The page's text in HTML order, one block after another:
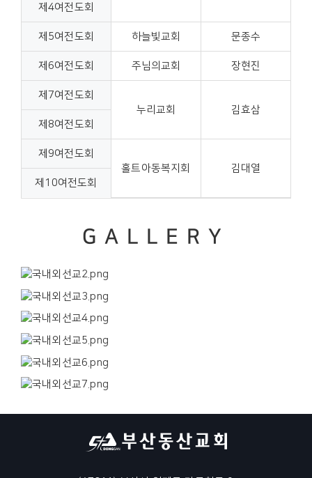
제4여전도회
제5여전도회 하늘빛교회 문종수
제6여전도회 주님의교회 장현진
제7여전도회
누리교회
김효삼
제8여전도회
제9여전도회
홀트아동복지회
김대열
제10여전도회
GALLERY